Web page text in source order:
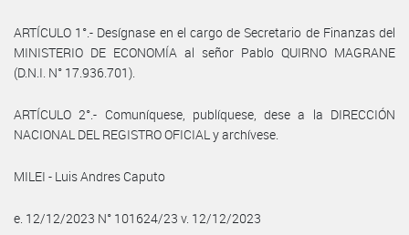
ARTÍCULO 1°.- Desígnase en el cargo de Secretario de Finanzas del
MINISTERIO DE ECONOMÍA al señor Pablo QUIRNO MAGRANE
(D.N.I. N° 17.936.701).
ARTÍCULO 2°.- Comuníquese, publíquese, dese a la DIRECCIÓN
NACIONAL DEL REGISTRO OFICIAL y archívese.
MILEI - Luis Andres Caputo
e. 12/12/2023 N° 101624/23 v. 12/12/2023